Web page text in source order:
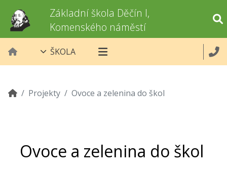
Základní škola Děčín I,
Komenského náměstí
ŠKOLA
Projekty Ovoce a zelenina do škol
Ovoce a zelenina do škol